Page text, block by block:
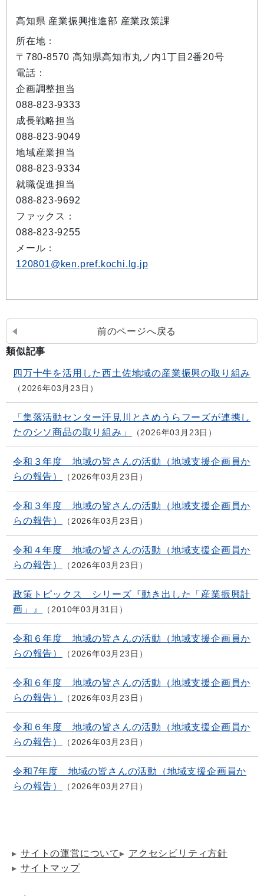
高知県 産業振興推進部 産業政策課
所在地：
〒780-8570 高知県高知市丸ノ内1丁目2番20号
電話：
企画調整担当
088-823-9333
成長戦略担当
088-823-9049
地域産業担当
088-823-9334
就職促進担当
088-823-9692
ファックス：
088-823-9255
メール：
120801@ken.pref.kochi.lg.jp
前のページへ戻る
類似記事
四万十牛を活用した西土佐地域の産業振興の取り組み
2026年03月23日
「集落活動センター汗見川とさめうらフーズが連携し
たのシソ商品の取り組み」
2026年03月23日
令和３年度 地域の皆さんの活動（地域支援企画員か
らの報告）
2026年03月23日
令和３年度 地域の皆さんの活動（地域支援企画員か
らの報告）
2026年03月23日
令和４年度 地域の皆さんの活動（地域支援企画員か
らの報告）
2026年03月23日
政策トピックス シリーズ『動き出した「産業振興計
画」』
2010年03月31日
令和６年度 地域の皆さんの活動（地域支援企画員か
らの報告）
2026年03月23日
令和６年度 地域の皆さんの活動（地域支援企画員か
らの報告）
2026年03月23日
令和６年度 地域の皆さんの活動（地域支援企画員か
らの報告）
2026年03月23日
令和7年度 地域の皆さんの活動（地域支援企画員か
らの報告）
2026年03月27日
サイトの運営について
アクセシビリティ方針
サイトマップ